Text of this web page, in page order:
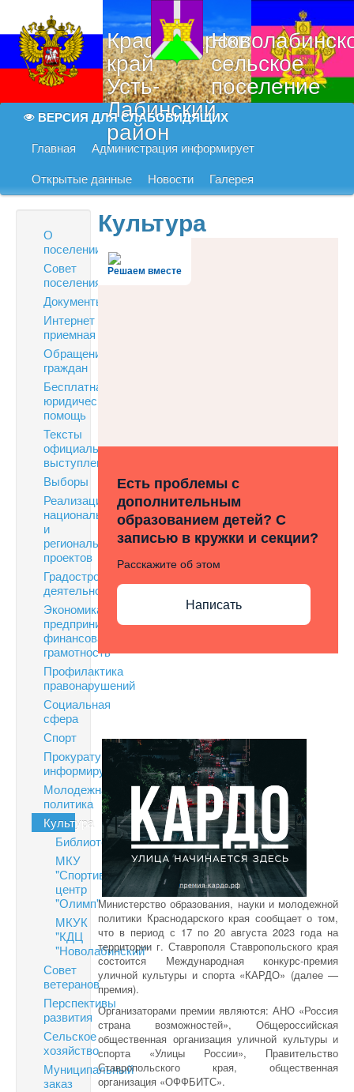
Краснодарский
край
Усть-
Лабинский
район
сельское
поселение
ВЕРСИЯ ДЛЯ СЛАБОВИДЯЩИХ
Главная Администрация информирует
Открытые данные Новости Галерея
О
поселении
Совет
поселения
Документы
Интернет
приемная
Обращения
граждан
Бесплатная
юридическая
помощь
Тексты
официальных
выступлений
Выборы
Реализация
национальных
и
региональных
проектов
Градостроительная
деятельность
Экономика,
предпринимательство,
финансовая
грамотность
Профилактика
правонарушений
Социальная
сфера
Спорт
Прокуратура
информирует
Молодежная
политика
Культура
Библиотека
МКУ
"Спортивный
центр
"Олимп"
МКУК
"КДЦ
"Новолабинский"
Совет
ветеранов
Перспективы
развития
Сельское
хозяйство
Муниципальный
заказ
Культура
Решаем вместе
Есть проблемы с
дополнительным
образованием детей? С
записью в кружки и секции?
Расскажите об этом
Написать
Министерство образования, науки и молодежной
политики Краснодарского края сообщает о том,
что в период с 17 по 20 августа 2023 года на
территории г. Ставрополя Ставропольского края
состоится Международная конкурс-премия
уличной культуры и спорта «КАРДО» (далее —
премия).
Организаторами премии являются: АНО «Россия
страна возможностей», Общероссийская
общественная организация уличной культуры и
спорта «Улицы России», Правительство
Ставропольского края, общественная
организация «ОФФБИТС».